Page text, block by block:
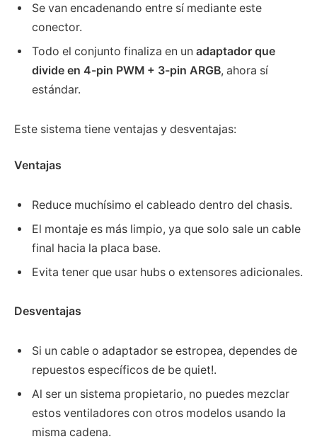
Se van encadenando entre sí mediante este
conector.
Todo el conjunto finaliza en un adaptador que
divide en 4-pin PWM + 3-pin ARGB, ahora sí
estándar.
Este sistema tiene ventajas y desventajas:
Ventajas
Reduce muchísimo el cableado dentro del chasis.
El montaje es más limpio, ya que solo sale un cable
final hacia la placa base.
Evita tener que usar hubs o extensores adicionales.
Desventajas
Si un cable o adaptador se estropea, dependes de
repuestos específicos de be quiet!.
Al ser un sistema propietario, no puedes mezclar
estos ventiladores con otros modelos usando la
misma cadena.